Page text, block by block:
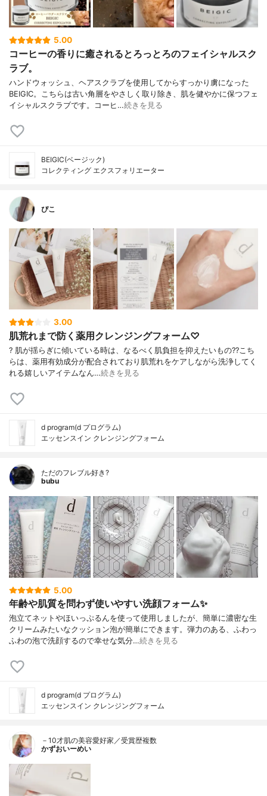
5.00
コーヒーの香りに癒されるとろっとろのフェイシャルスク
ラブ。
ハンドウォッシュ、ヘアスクラブを使用してからすっかり虜になった
BEIGIC。こちらは古い角層をやさしく取り除き、肌を健やかに保つフェ
イシャルスクラブです。コーヒ…続きを見る
BEIGIC(ベージック)
コレクティング エクスフォリエーター
ぴこ
3.00
肌荒れまで防く薬用クレンジングフォーム♡
? 肌が揺らぎに傾いている時は、なるべく肌負担を抑えたいもの?? こち
らは、薬用有効成分が配合されており肌荒れをケアしながら洗浄してく
れる嬉しいアイテムなん…続きを見る
d program(d プログラム)
エッセンスイン クレンジングフォーム
ただのフレブル好き?
bubu
5.00
年齢や肌質を問わず使いやすい洗顔フォーム✨
泡立てネットやほいっぷるんを使って使用しましたが、簡単に濃密な生
クリームみたいなクッション泡が簡単にできます。弾力のある、ふわっ
ふわの泡で洗顔するので幸せな気分…続きを見る
d program(d プログラム)
エッセンスイン クレンジングフォーム
－10才肌の美容愛好家／受賞歴複数
かずおいーめい